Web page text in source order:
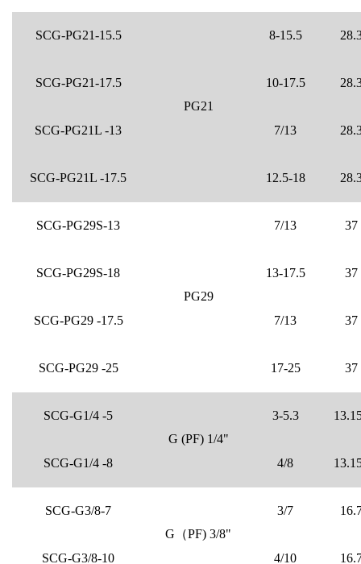
SCG-PG21-15.5
PG21
8-15.5
SCG-PG21-17.5 10-17.5
SCG-PG21L -13 7/13
SCG-PG21L -17.5 12.5-18
SCG-PG29S-13
PG29
7/13 37
SCG-PG29S-18 13-17.5 37
SCG-PG29 -17.5 7/13 37
SCG-PG29 -25 17-25 37
SCG-G1/4 -5
G (PF) 1/4"
3-5.3
SCG-G1/4 -8 4/8
SCG-G3/8-7
G（PF) 3/8"
3/7
SCG-G3/8-10 4/10